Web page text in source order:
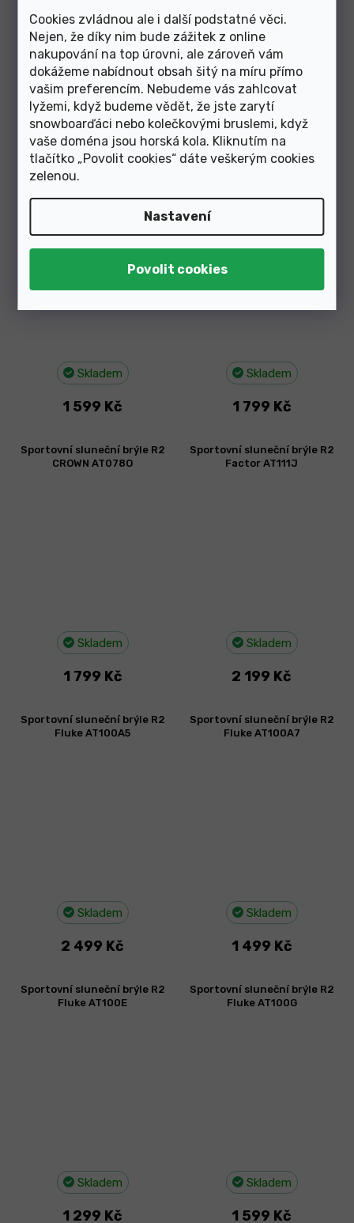
Cookies zvládnou ale i další podstatné věci.
Nejen, že díky nim bude zážitek z online
nakupování na top úrovni, ale zároveň vám
dokážeme nabídnout obsah šitý na míru přímo
vašim preferencím. Nebudeme vás zahlcovat
lyžemi, když budeme vědět, že jste zarytí
snowboarďáci nebo kolečkovými bruslemi, když
vaše doména jsou horská kola. Kliknutím na
tlačítko „Povolit cookies“ dáte veškerým cookies
zelenou.
Nastavení
Skladem
1 799 Kč
Skladem
1 599 Kč
Sportovní sluneční brýle R2
Skladem
1 599 Kč
Skladem
1 799 Kč
Sportovní sluneční brýle R2
CROWN AT078O
Skladem
1 799 Kč
Sportovní sluneční brýle R2
Factor AT111J
Skladem
2 199 Kč
Sportovní sluneční brýle R2
Fluke AT100A5
Skladem
2 499 Kč
Sportovní sluneční brýle R2
Fluke AT100A7
Skladem
1 499 Kč
Sportovní sluneční brýle R2
Fluke AT100E
Skladem
1 299 Kč
Sportovní sluneční brýle R2
Fluke AT100G
Skladem
1 599 Kč